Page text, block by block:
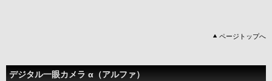
デジタル一眼カメラ α（アルファ）
ページトップへ